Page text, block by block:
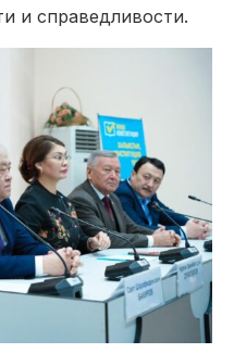
и справедливости.